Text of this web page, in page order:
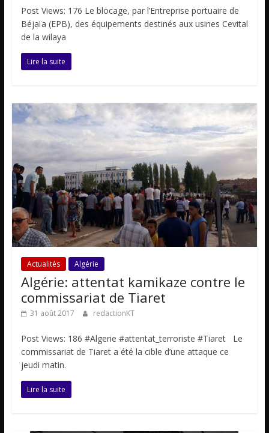
Post Views: 176 Le blocage, par l’Entreprise portuaire de
Béjaïa (EPB), des équipements destinés aux usines Cevital
de la wilaya
Lire la suite
Actualités Algérie
Algérie: attentat kamikaze contre le
commissariat de Tiaret
31 août 2017 redactionKT
Post Views: 186 #Algerie #attentat_terroriste #Tiaret Le
commissariat de Tiaret a été la cible d’une attaque ce
jeudi matin.
Lire la suite